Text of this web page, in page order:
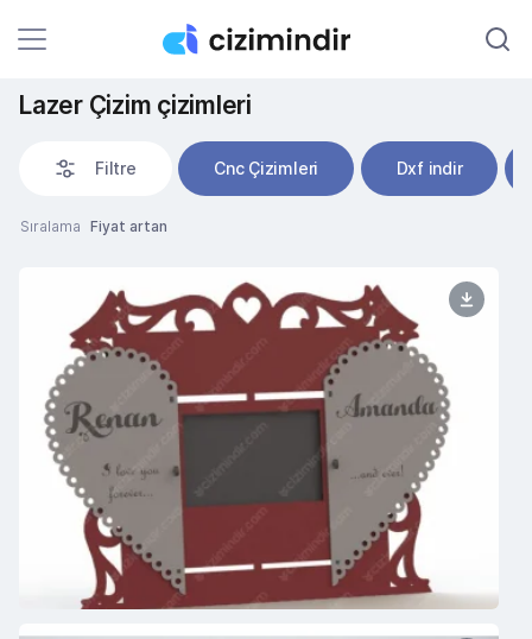
Lazer Çizim çizimleri
Filtre Cnc Çizimleri Dxf indir
Sıralama Fiyat artan